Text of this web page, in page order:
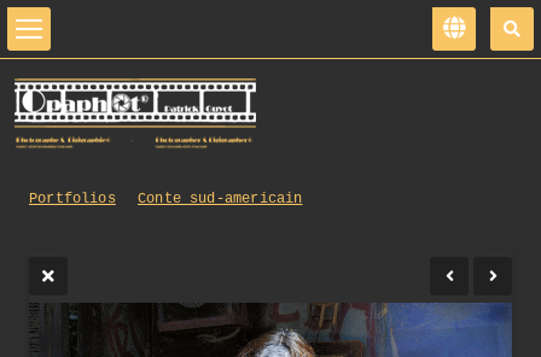
Portfolios
Conte sud-americain